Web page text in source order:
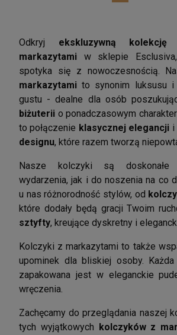
Odkryj ekskluzywną
markazytami w sklepie
spotyka się z nowoczesnością.
markazytami to synonim luksusu i
gustu - dealne dla osób
biżuterii o ponadczasowym
to połączenie klasycznej elegancji i
designu, które razem tworzą
Nasze kolczyki są doskonałe
wydarzenia, jak i do noszenia na co
u nas różnorodność stylów, od
które dodały będą gracji Twoim
sztyfty, kreujące dyskretny i
Kolczyki z markazytami to także
upominek dla bliskiej osoby.
zapakowana jest w eleganckie
wręczenia.
Zachęcamy do przeglądania naszej
tych wyjątkowych
kolczyków z